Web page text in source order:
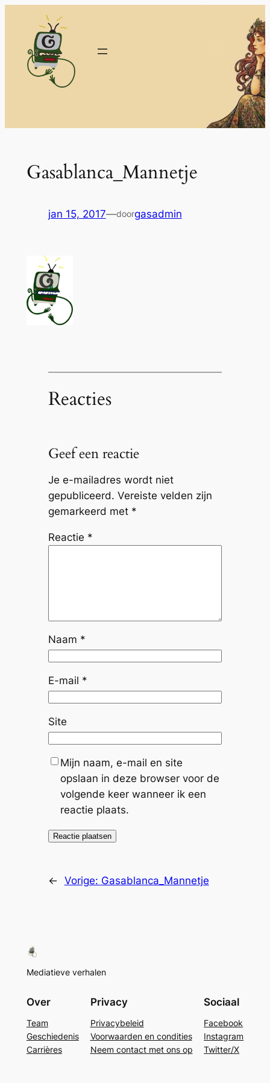
inhoud
Gasablanca_Mannetje
jan 15, 2017—doorgasadmin
Reacties
Geef een reactie
Je e-mailadres wordt niet
gepubliceerd. Vereiste velden zijn
gemarkeerd met *
Reactie *
Naam *
E-mail *
Site
Mijn naam, e-mail en site
opslaan in deze browser voor de
volgende keer wanneer ik een
reactie plaats.
← Vorige: Gasablanca_Mannetje
Mediatieve verhalen
Over
Team
Geschiedenis
Carrières
Privacy
Privacybeleid
Voorwaarden en condities
Neem contact met ons op
Sociaal
Facebook
Instagram
Twitter/X